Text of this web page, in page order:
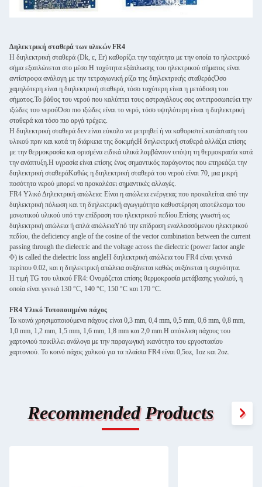
Δηλεκτρική σταθερά των υλικών FR4
Η διηλεκτρική σταθερά (Dk, ε, Er) καθορίζει την ταχύτητα με την οποία το ηλεκτρικό
σήμα εξαπλώνεται στο μέσο.Η ταχύτητα εξάπλωσης του ηλεκτρικού σήματος είναι
αντίστροφα ανάλογη με την τετραγωνική ρίζα της διηλεκτρικής σταθεράςΌσο
χαμηλότερη είναι η διηλεκτρική σταθερά, τόσο ταχύτερη είναι η μετάδοση του
σήματος.Το βάθος του νερού που καλύπτει τους αστραγάλους σας αντιπροσωπεύει την
ιξώδες του νερούΌσο πιο ιξώδες είναι το νερό, τόσο υψηλότερη είναι η διηλεκτρική
σταθερά και τόσο πιο αργά τρέχεις.
Η διηλεκτρική σταθερά δεν είναι εύκολο να μετρηθεί ή να καθοριστεί.κατάσταση του
υλικού πριν και κατά τη διάρκεια της δοκιμήςΗ διηλεκτρική σταθερά αλλάζει επίσης
με την θερμοκρασία και ορισμένα ειδικά υλικά λαμβάνουν υπόψη τη θερμοκρασία κατά
την ανάπτυξη.Η υγρασία είναι επίσης ένας σημαντικός παράγοντας που επηρεάζει την
διηλεκτρική σταθεράΚαθώς η διηλεκτρική σταθερά του νερού είναι 70, μια μικρή
ποσότητα νερού μπορεί να προκαλέσει σημαντικές αλλαγές.
FR4 Υλικό Δηλεκτρική απώλεια: Είναι η απώλεια ενέργειας που προκαλείται από την
διηλεκτρική πόλωση και τη διηλεκτρική αγωγιμότητα καθυστέρηση αποτέλεσμα του
μονωτικού υλικού υπό την επίδραση του ηλεκτρικού πεδίου.Επίσης γνωστή ως
διηλεκτρική απώλεια ή απλά απώλειαΥπό την επίδραση εναλλασσόμενου ηλεκτρικού
πεδίου, the deficiency angle of the cosine of the vector combination between the current
passing through the dielectric and the voltage across the dielectric (power factor angle
Φ) is called the dielectric loss angleΗ διηλεκτρική απώλεια του FR4 είναι γενικά
περίπου 0.02, και η διηλεκτρική απώλεια αυξάνεται καθώς αυξάνεται η συχνότητα.
Η τιμή TG του υλικού FR4: Ονομάζεται επίσης θερμοκρασία μετάβασης γυαλιού, η
οποία είναι γενικά 130 °C, 140 °C, 150 °C και 170 °C.
FR4 Υλικό Τυποποιημένο πάχος
Τα κοινά χρησιμοποιούμενα πάχους είναι 0,3 mm, 0,4 mm, 0,5 mm, 0,6 mm, 0,8 mm,
1,0 mm, 1,2 mm, 1,5 mm, 1,6 mm, 1,8 mm και 2,0 mm.Η απόκλιση πάχους του
χαρτονιού ποικίλλει ανάλογα με την παραγωγική ικανότητα του εργοστασίου
χαρτονιού. Το κοινό πάχος χαλκού για τα πλαίσια FR4 είναι 0,5oz, 1oz και 2oz.
Recommended Products